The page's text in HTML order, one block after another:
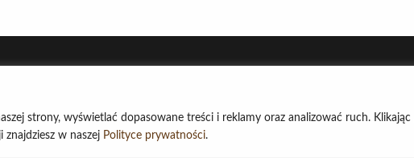
strony, wyświetlać dopasowane treści i reklamy oraz analizować ruch. Klikając
znajdziesz w naszej Polityce prywatności.